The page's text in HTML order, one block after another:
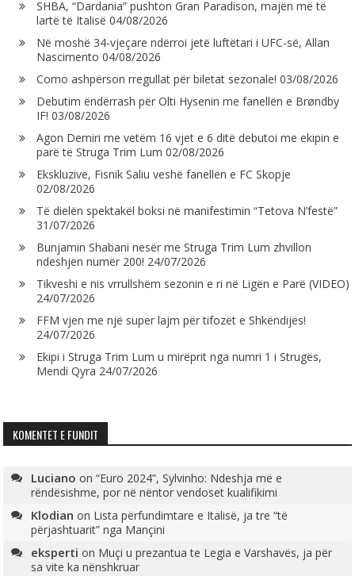
SHBA, “Dardania” pushton Gran Paradison, majën më të
lartë të Italisë 04/08/2026
Në moshë 34-vjeçare ndërroi jetë luftëtari i UFC-së, Allan
Nascimento 04/08/2026
Como ashpërson rregullat për biletat sezonale! 03/08/2026
Debutim ëndërrash për Olti Hysenin me fanellën e Brøndby
IF! 03/08/2026
Agon Demiri me vetëm 16 vjet e 6 ditë debutoi me ekipin e
parë të Struga Trim Lum 02/08/2026
Ekskluzive, Fisnik Saliu veshë fanellën e FC Skopje
02/08/2026
Të dielën spektakël boksi në manifestimin “Tetova N’festë”
31/07/2026
Bunjamin Shabani nesër me Struga Trim Lum zhvillon
ndeshjen numër 200! 24/07/2026
Tikveshi e nis vrrullshëm sezonin e ri në Ligën e Parë (VIDEO)
24/07/2026
FFM vjen me një super lajm për tifozët e Shkëndijës!
24/07/2026
Ekipi i Struga Trim Lum u mirëprit nga numri 1 i Strugës,
Mendi Qyra 24/07/2026
KOMENTET E FUNDIT
Luciano on“Euro 2024”, Sylvinho: Ndeshja më e
rëndësishme, por në nëntor vendoset kualifikimi
Klodian on Lista përfundimtare e Italisë, ja tre “të
përjashtuarit” nga Mançini
eksperti on Muçi u prezantua te Legia e Varshavës, ja për
sa vite ka nënshkruar